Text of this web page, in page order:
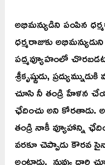
అభిమన్యుడిని పంపిన
ధర్మరాజుకు
పద్మవ్యూహంలో చొరబడటం
శ్రీకృష్ణుడు,
చూసి నీ తండ్రి హేళన
ఛేదించు అని కోరతాడు.
తండ్రి నాకీ వ్యూహాన్ని
వరకూ చెప్పాడు కౌరవ
అంటాడు. నువ్వు దారి